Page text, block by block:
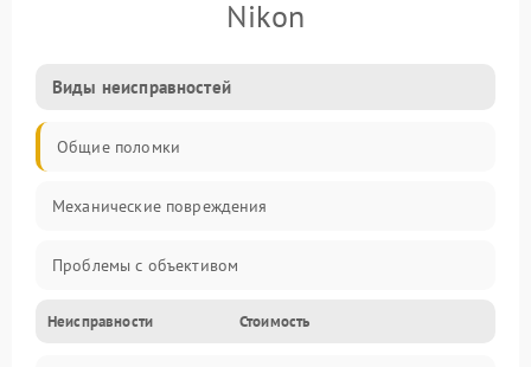
Nikon
Виды неисправностей
Общие поломки
Механические повреждения
Проблемы с объективом
Электронные ошибки
Неисправности Стоимость